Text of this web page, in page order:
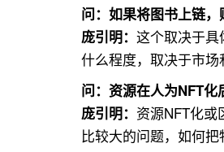
问： 如果将图书上链，
庞引明： 这个取决于
什么程度，取决于市场
问： 资源在人为NFT化
庞引明： 资源NFT化
比较大的问题，如何